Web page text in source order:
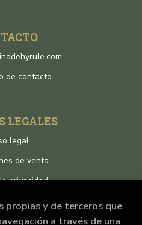
de contacto
LEGALES
legal
de venta
privacidad
Cookies
propias y de terceros que
a través de una